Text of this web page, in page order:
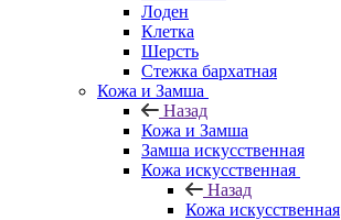
Лоден
Клетка
Шерсть
Стежка бархатная
Кожа и Замша
Назад
Кожа и Замша
Замша искусственная
Кожа искусственная
Назад
Кожа искусственная